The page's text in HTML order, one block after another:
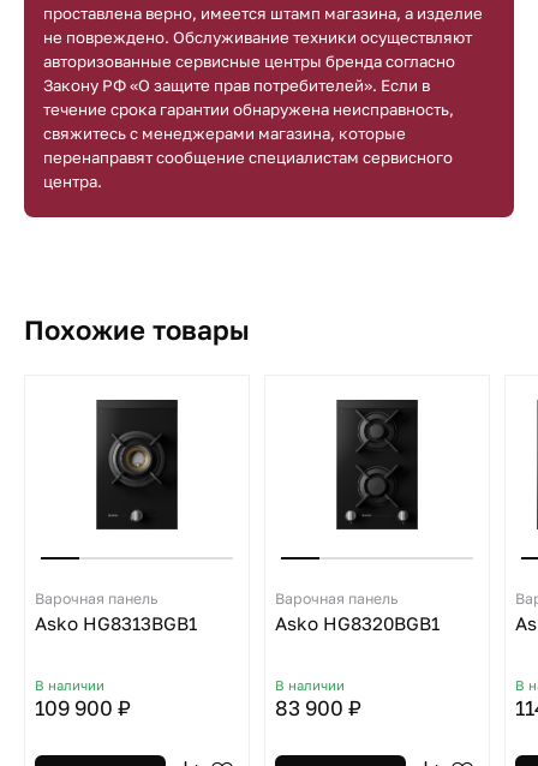
проставлена верно, имеется штамп магазина, а изделие
не повреждено. Обслуживание техники осуществляют
авторизованные сервисные центры бренда согласно
Закону РФ «О защите прав потребителей». Если в
течение срока гарантии обнаружена неисправность,
свяжитесь с менеджерами магазина, которые
перенаправят сообщение специалистам сервисного
центра.
Похожие товары
Варочная панель
Asko HG8313BGB1
В наличии
109 900 ₽
Варочная панель
Asko HG8320BGB1
В наличии
83 900 ₽
В